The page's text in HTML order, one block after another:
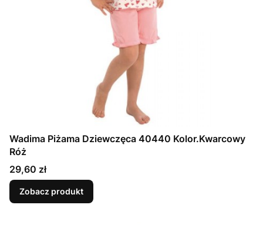
Wadima Piżama Dziewczęca 40440 Kolor.Kwarcowy
Róż
Cena
29,60 zł
Zobacz produkt